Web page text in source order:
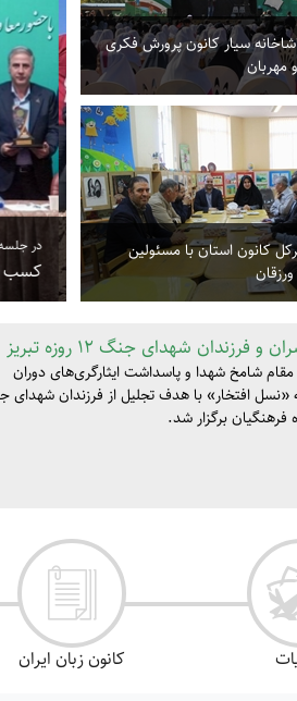
سیار کانون پرورش فکری
مهربان
کانون استان با مسئولین
در
کسب
فرزندان شهدای جنگ ۱۲ روزه تبریز
مقام شامخ شهدا و پاسداشت ایثارگری‌های دوران
«نسل افتخار» با هدف تجلیل از فرزندان
کانون زبان ایران